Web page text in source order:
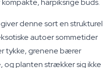
harpiksrige buds.
denne sort en strukturel
autoer sommetider
tykke, grenene bærer
planten strækker sig ikke